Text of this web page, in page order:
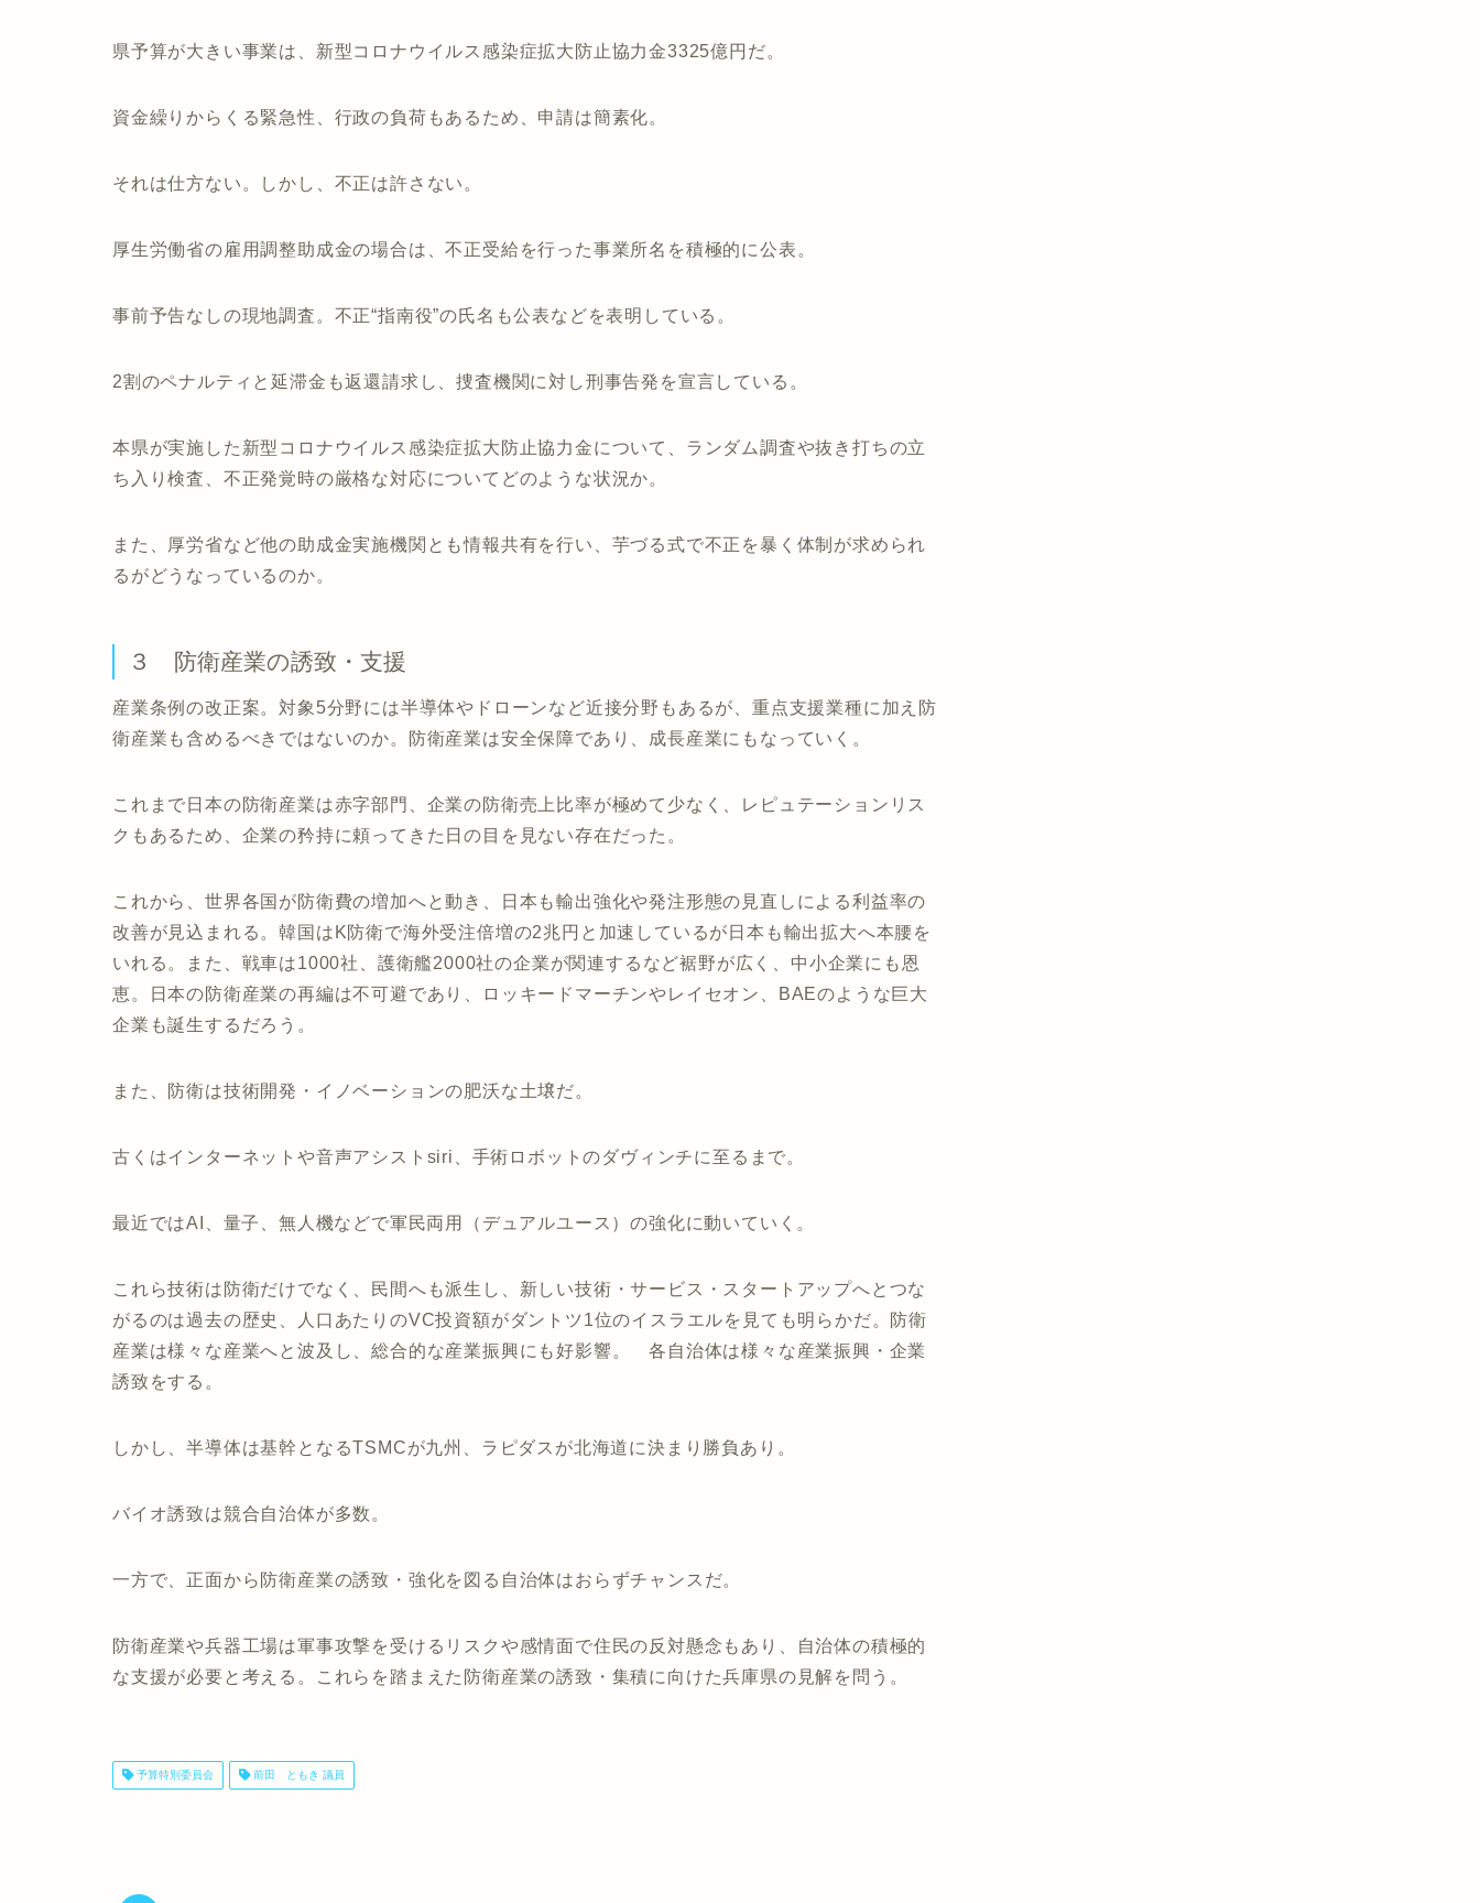
県予算が大きい事業は、新型コロナウイルス感染症拡大防止協力金3325億円だ。
資金繰りからくる緊急性、行政の負荷もあるため、申請は簡素化。
それは仕方ない。しかし、不正は許さない。
厚生労働省の雇用調整助成金の場合は、不正受給を行った事業所名を積極的に公表。
事前予告なしの現地調査。不正“指南役”の氏名も公表などを表明している。
2割のペナルティと延滞金も返還請求し、捜査機関に対し刑事告発を宣言している。
本県が実施した新型コロナウイルス感染症拡大防止協力金について、ランダム調査や抜き打ちの立
ち入り検査、不正発覚時の厳格な対応についてどのような状況か。
また、厚労省など他の助成金実施機関とも情報共有を行い、芋づる式で不正を暴く体制が求められ
るがどうなっているのか。
３ 防衛産業の誘致・支援
産業条例の改正案。対象5分野には半導体やドローンなど近接分野もあるが、重点支援業種に加え防
衛産業も含めるべきではないのか。防衛産業は安全保障であり、成長産業にもなっていく。
これまで日本の防衛産業は赤字部門、企業の防衛売上比率が極めて少なく、レピュテーションリス
クもあるため、企業の矜持に頼ってきた日の目を見ない存在だった。
これから、世界各国が防衛費の増加へと動き、日本も輸出強化や発注形態の見直しによる利益率の
改善が見込まれる。韓国はK防衛で海外受注倍増の2兆円と加速しているが日本も輸出拡大へ本腰を
いれる。また、戦車は1000社、護衛艦2000社の企業が関連するなど裾野が広く、中小企業にも恩
恵。日本の防衛産業の再編は不可避であり、ロッキードマーチンやレイセオン、BAEのような巨大
企業も誕生するだろう。
また、防衛は技術開発・イノベーションの肥沃な土壌だ。
古くはインターネットや音声アシストsiri、手術ロボットのダヴィンチに至るまで。
最近ではAI、量子、無人機などで軍民両用（デュアルユース）の強化に動いていく。
これら技術は防衛だけでなく、民間へも派生し、新しい技術・サービス・スタートアップへとつな
がるのは過去の歴史、人口あたりのVC投資額がダントツ1位のイスラエルを見ても明らかだ。防衛
産業は様々な産業へと波及し、総合的な産業振興にも好影響。 各自治体は様々な産業振興・企業
誘致をする。
しかし、半導体は基幹となるTSMCが九州、ラピダスが北海道に決まり勝負あり。
バイオ誘致は競合自治体が多数。
一方で、正面から防衛産業の誘致・強化を図る自治体はおらずチャンスだ。
防衛産業や兵器工場は軍事攻撃を受けるリスクや感情面で住民の反対懸念もあり、自治体の積極的
な支援が必要と考える。これらを踏まえた防衛産業の誘致・集積に向けた兵庫県の見解を問う。
予算特別委員会 前田 ともき 議員